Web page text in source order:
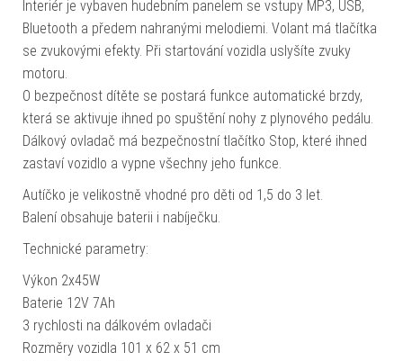
Interiér je vybaven hudebním panelem se vstupy MP3, USB,
Bluetooth a předem nahranými melodiemi. Volant má tlačítka
se zvukovými efekty. Při startování vozidla uslyšíte zvuky
motoru.
O bezpečnost dítěte se postará funkce automatické brzdy,
která se aktivuje ihned po spuštění nohy z plynového pedálu.
Dálkový ovladač má bezpečnostní tlačítko Stop, které ihned
zastaví vozidlo a vypne všechny jeho funkce.
Autíčko je velikostně vhodné pro děti od 1,5 do 3 let.
Balení obsahuje baterii i nabíječku.
Technické parametry:
Výkon 2x45W
Baterie 12V 7Ah
3 rychlosti na dálkovém ovladači
Rozměry vozidla 101 x 62 x 51 cm